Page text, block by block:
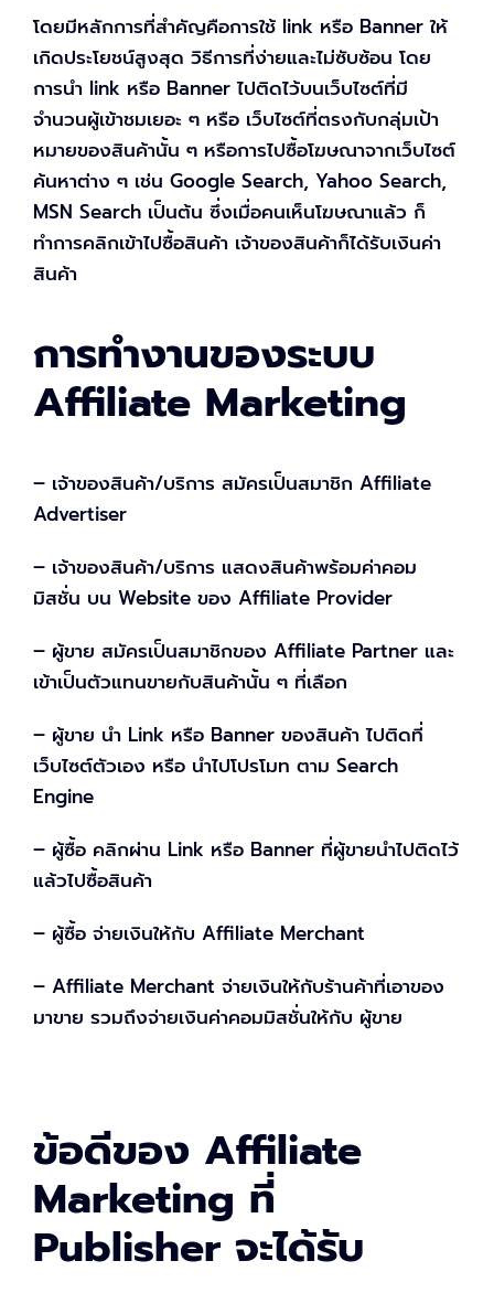
โดยมีหลักการที่สำคัญคือการใช้ link หรือ Banner ให้
เกิดประโยชน์สูงสุด วิธีการที่ง่ายและไม่ซับซ้อน โดย
การนำ link หรือ Banner ไปติดไว้บนเว็บไซต์ที่มี
จำนวนผู้เข้าชมเยอะ ๆ หรือ เว็บไซต์ที่ตรงกับกลุ่มเป้า
หมายของสินค้านั้น ๆ หรือการไปซื้อโฆษณาจากเว็บไซต์
ค้นหาต่าง ๆ เช่น Google Search, Yahoo Search,
MSN Search เป็นต้น ซึ่งเมื่อคนเห็นโฆษณาแล้ว ก็
ทำการคลิกเข้าไปซื้อสินค้า เจ้าของสินค้าก็ได้รับเงินค่า
สินค้า
การทำงานของระบบ
Affiliate Marketing
– เจ้าของสินค้า/บริการ สมัครเป็นสมาชิก Affiliate
Advertiser
– เจ้าของสินค้า/บริการ แสดงสินค้าพร้อมค่าคอม
มิสชั่น บน Website ของ Affiliate Provider
– ผู้ขาย สมัครเป็นสมาชิกของ Affiliate Partner และ
เข้าเป็นตัวแทนขายกับสินค้านั้น ๆ ที่เลือก
– ผู้ขาย นำ Link หรือ Banner ของสินค้า ไปติดที่
เว็บไซต์ตัวเอง หรือ นำไปโปรโมท ตาม Search
Engine
– ผู้ซื้อ คลิกผ่าน Link หรือ Banner ที่ผู้ขายนำไปติดไว้
แล้วไปซื้อสินค้า
– ผู้ซื้อ จ่ายเงินให้กับ Affiliate Merchant
– Affiliate Merchant จ่ายเงินให้กับร้านค้าที่เอาของ
มาขาย รวมถึงจ่ายเงินค่าคอมมิสชั่นให้กับ ผู้ขาย
ข้อดีของ Affiliate
Marketing ที่
Publisher จะได้รับ